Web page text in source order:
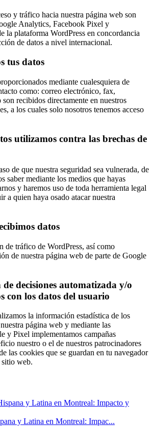
y tráfico hacia nuestra página web son
Analytics, Facebook Pixel y
la plataforma WordPress en concordancia
de datos a nivel internacional.
tus datos
mediante cualesquiera de
como: correo electrónico, fax,
recibidos directamente en nuestros
a los cuales solo nosotros tenemos acceso
utilizamos contra las brechas de
de que nuestra seguridad sea vulnerada, de
saber mediante los medios que hayas
y haremos uso de toda herramienta legal
a quien haya osado atacar nuestra
datos
de tráfico de WordPress, así como
de nuestra página web de parte de Google
decisiones automatizada y/o
con los datos del usuario
la información estadística de los
página web y mediante las
y Pixel implementamos campañas
nuestro o el de nuestros patrocinadores
las cookies que se guardan en tu navegador
sitio web.
y Latina en Montreal: Impac...